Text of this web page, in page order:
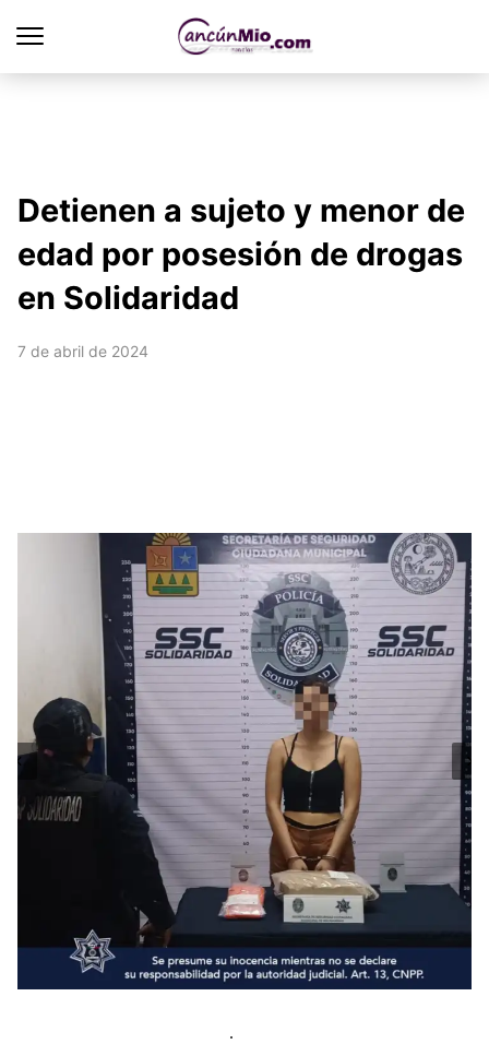
Detienen a sujeto y menor de
edad por posesión de drogas
en Solidaridad
7 de abril de 2024